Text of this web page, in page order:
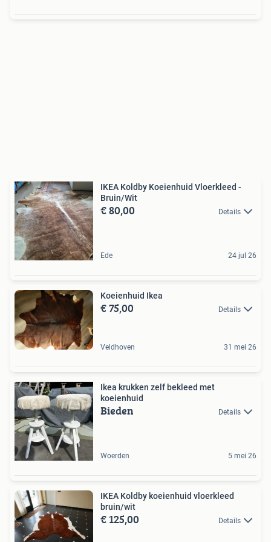
IKEA Koldby Koeienhuid Vloerkleed -
Bruin/Wit
€ 80,00 Details
Ede 24 jul 26
Koeienhuid Ikea
€ 75,00 Details
Veldhoven 31 mei 26
Ikea krukken zelf bekleed met
koeienhuid
Bieden Details
Woerden 5 mei 26
IKEA Koldby koeienhuid vloerkleed
bruin/wit
€ 125,00 Details